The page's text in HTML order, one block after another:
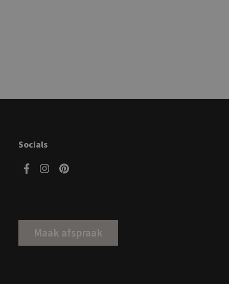
Socials
Maak afspraak